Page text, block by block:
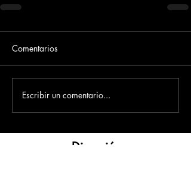
Comentarios
Escribir un comentario...
Dirección